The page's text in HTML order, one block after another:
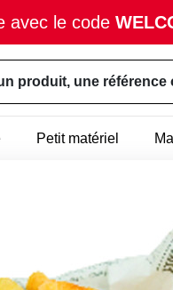
avec le code
produit, une référence
Petit matériel